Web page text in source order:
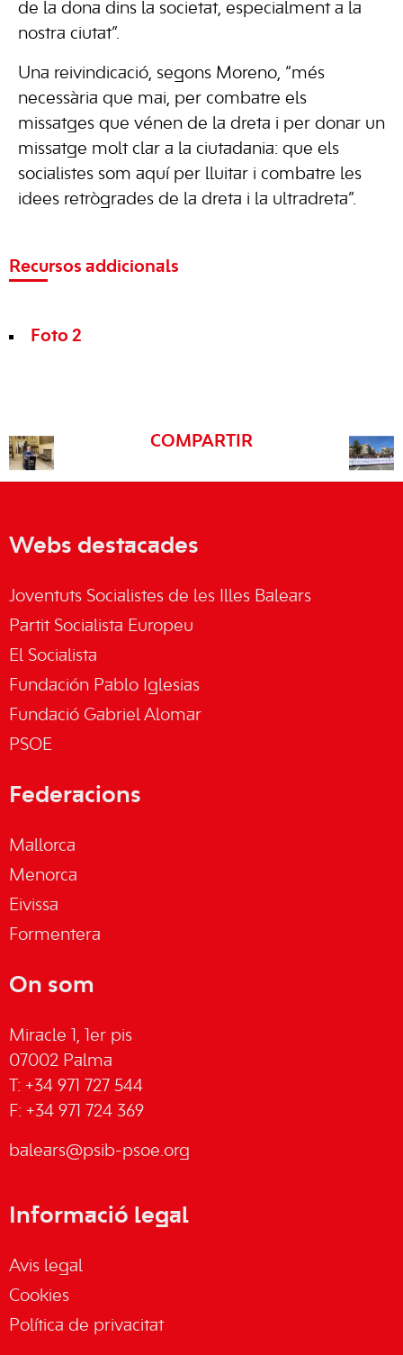
de la dona dins la societat, especialment a la
nostra ciutat”.
Una reivindicació, segons Moreno, “més
necessària que mai, per combatre els
missatges que vénen de la dreta i per donar un
missatge molt clar a la ciutadania: que els
socialistes som aquí per lluitar i combatre les
idees retrògrades de la dreta i la ultradreta”.
Recursos addicionals
Foto 2
COMPARTIR
Webs destacades
Joventuts Socialistes de les Illes Balears
Partit Socialista Europeu
El Socialista
Fundación Pablo Iglesias
Fundació Gabriel Alomar
PSOE
Federacions
Mallorca
Menorca
Eivissa
Formentera
On som
Miracle 1, 1er pis
07002 Palma
T: +34 971 727 544
F: +34 971 724 369
balears@psib-psoe.org
Informació legal
Avis legal
Cookies
Política de privacitat